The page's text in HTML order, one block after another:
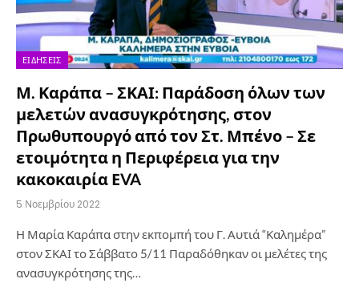
ΕΙΔΉΣΕΙΣ
Μ. Καράπα – ΣΚΑΙ: Παράδοση όλων των
μελετών ανασυγκρότησης, στον
Πρωθυπουργό από τον Στ. Μπένο – Σε
ετοιμότητα η Περιφέρεια για την
κακοκαιρία ΕVA
5 Νοεμβρίου 2022
Η Μαρία Καράπα στην εκπομπή του Γ. Αυτιά “Καλημέρα”
στον ΣΚΑΙ το Σάββατο 5/11 Παραδόθηκαν οι μελέτες της
ανασυγκρότησης της…